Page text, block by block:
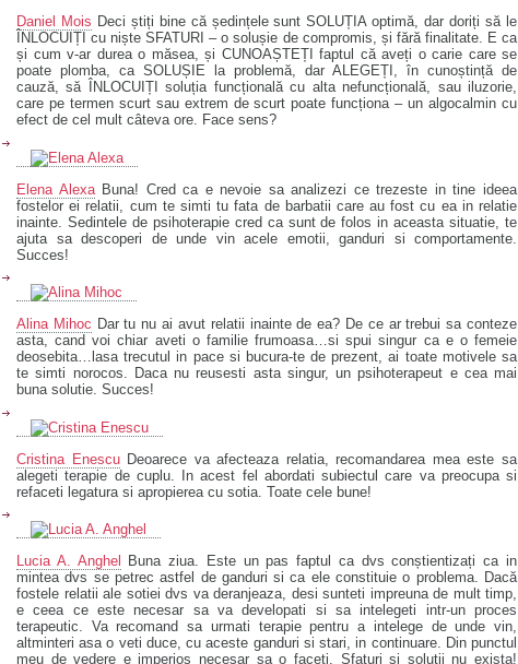
Daniel Mois Deci știți bine că ședințele sunt SOLUȚIA optimă, dar doriți să le
ÎNLOCUIȚI cu niște SFATURI – o solușie de compromis, și fără finalitate. E ca
și cum v-ar durea o măsea, și CUNOAȘTEȚI faptul că aveți o carie care se
poate plomba, ca SOLUȘIE la problemă, dar ALEGEȚI, în cunoștință de
cauză, să ÎNLOCUIȚI soluția funcțională cu alta nefuncțională, sau iluzorie,
care pe termen scurt sau extrem de scurt poate funcționa – un algocalmin cu
efect de cel mult câteva ore. Face sens?
Elena AlexaBuna! Cred ca e nevoie sa analizezi ce trezeste in tine ideea
fostelor ei relatii, cum te simti tu fata de barbatii care au fost cu ea in relatie
inainte. Sedintele de psihoterapie cred ca sunt de folos in aceasta situatie, te
ajuta sa descoperi de unde vin acele emotii, ganduri si comportamente.
Succes!
Alina Mihoc Dar tu nu ai avut relatii inainte de ea? De ce ar trebui sa conteze
asta, cand voi chiar aveti o familie frumoasa…si spui singur ca e o femeie
deosebita…lasa trecutul in pace si bucura-te de prezent, ai toate motivele sa
te simti norocos. Daca nu reusesti asta singur, un psihoterapeut e cea mai
buna solutie. Succes!
Cristina EnescuDeoarece va afecteaza relatia, recomandarea mea este sa
alegeti terapie de cuplu. In acest fel abordati subiectul care va preocupa si
refaceti legatura si apropierea cu sotia. Toate cele bune!
Lucia A. Anghel
Buna ziua. Este un pas faptul ca dvs conștientizați ca in
mintea dvs se petrec astfel de ganduri si ca ele constituie o problema. Dacă
fostele relatii ale sotiei dvs va deranjeaza, desi sunteti impreuna de mult timp,
e ceea ce este necesar sa va developati si sa intelegeti intr-un proces
terapeutic. Va recomand sa urmati terapie pentru a intelege de unde vin,
altminteri asa o veti duce, cu aceste ganduri si stari, in continuare. Din punctul
meu de vedere e imperios necesar sa o faceti. Sfaturi si solutii nu exista!